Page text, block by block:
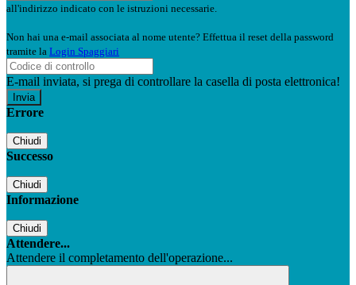
all'indirizzo indicato con le istruzioni necessarie.
Non hai una e-mail associata al nome utente? Effettua il reset della password
tramite la Login Spaggiari
E-mail inviata, si prega di controllare la casella di posta elettronica!
Errore
Chiudi
Successo
Chiudi
Informazione
Chiudi
Attendere...
Attendere il completamento dell'operazione...